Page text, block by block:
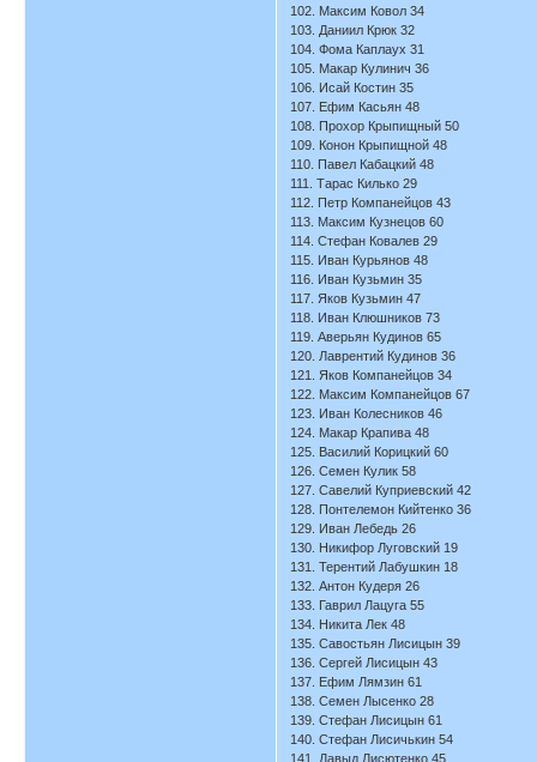
102. Максим Ковол 34
103. Даниил Крюк 32
104. Фома Каплаух 31
105. Макар Кулинич 36
106. Исай Костин 35
107. Ефим Касьян 48
108. Прохор Крыпищный 50
109. Конон Крыпищной 48
110. Павел Кабацкий 48
111. Тарас Килько 29
112. Петр Компанейцов 43
113. Максим Кузнецов 60
114. Стефан Ковалев 29
115. Иван Курьянов 48
116. Иван Кузьмин 35
117. Яков Кузьмин 47
118. Иван Клюшников 73
119. Аверьян Кудинов 65
120. Лаврентий Кудинов 36
121. Яков Компанейцов 34
122. Максим Компанейцов 67
123. Иван Колесников 46
124. Макар Крапива 48
125. Василий Корицкий 60
126. Семен Кулик 58
127. Савелий Куприевский 42
128. Понтелемон Кийтенко 36
129. Иван Лебедь 26
130. Никифор Луговский 19
131. Терентий Лабушкин 18
132. Антон Кудеря 26
133. Гаврил Лацуга 55
134. Никита Лек 48
135. Савостьян Лисицын 39
136. Сергей Лисицын 43
137. Ефим Лямзин 61
138. Семен Лысенко 28
139. Стефан Лисицын 61
140. Стефан Лисичькин 54
141. Давыд Лисютенко 45